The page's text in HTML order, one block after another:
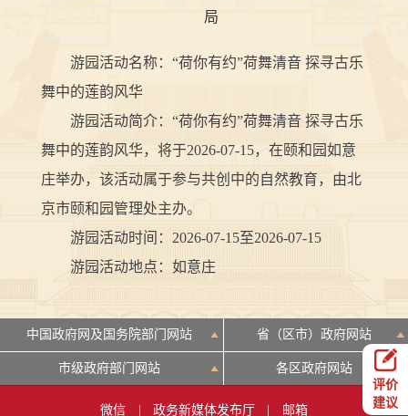
局
游园活动名称：“荷你有约”荷舞清音 探寻古乐
舞中的莲韵风华
游园活动简介：“荷你有约”荷舞清音 探寻古乐
舞中的莲韵风华，将于2026-07-15，在颐和园如意
庄举办，该活动属于参与共创中的自然教育，由北
京市颐和园管理处主办。
游园活动时间：2026-07-15至2026-07-15
游园活动地点：如意庄
评价
建议
中国政府网及国务院部门网站 省（区市）政府网站
市级政府部门网站 各区政府网站
微信 政务新媒体发布厅 邮箱